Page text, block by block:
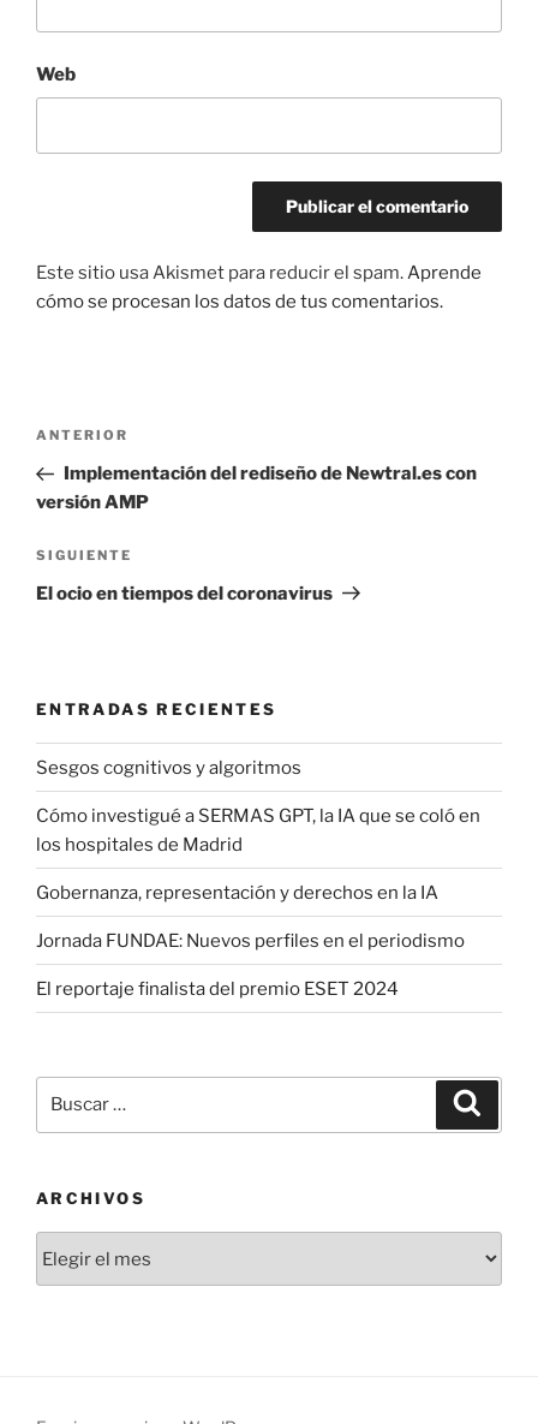
Web
Este sitio usa Akismet para reducir el spam.Aprende
cómo se procesan los datos de tus comentarios.
Navegación
entradas
Entrada
anterior:
ANTERIOR
Implementación del rediseño de Newtral.es con
versión AMP
Siguiente
entrada
SIGUIENTE
El ocio en tiempos del coronavirus
ENTRADAS RECIENTES
Sesgos cognitivos y algoritmos
Cómo investigué a SERMAS GPT, la IA que se coló en
los hospitales de Madrid
Gobernanza, representación y derechos en la IA
Jornada FUNDAE: Nuevos perfiles en el periodismo
El reportaje finalista del premio ESET 2024
por:
ARCHIVOS